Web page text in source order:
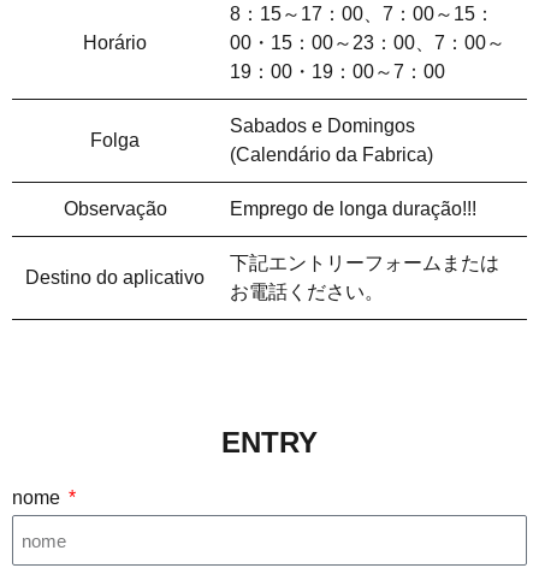
Horário
8：15～17：00、7：00～15：
00・15：00～23：00、7：00～
19：00・19：00～7：00
Folga
Sabados e Domingos
(Calendário da Fabrica)
Observação Emprego de longa duração!!!
Destino do aplicativo
下記エントリーフォームまたは
お電話ください。
ENTRY
nome